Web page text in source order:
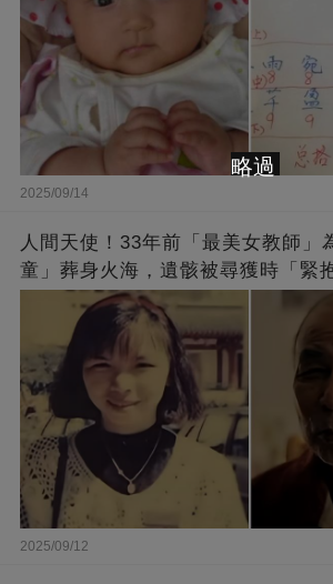
2025/09/14
人間天使！33年前「最美女教師」
童」葬身火海，遺骸被尋獲時「緊
崩：真正的英雄不該被遺忘
2025/09/12
略過